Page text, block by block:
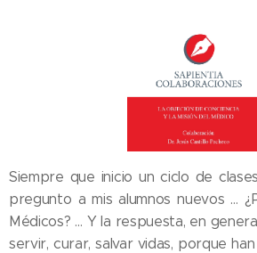
Siempre que inicio un ciclo de
pregunto a mis alumnos nuevos …
Médicos? … Y la respuesta, en
servir, curar, salvar vidas, porque